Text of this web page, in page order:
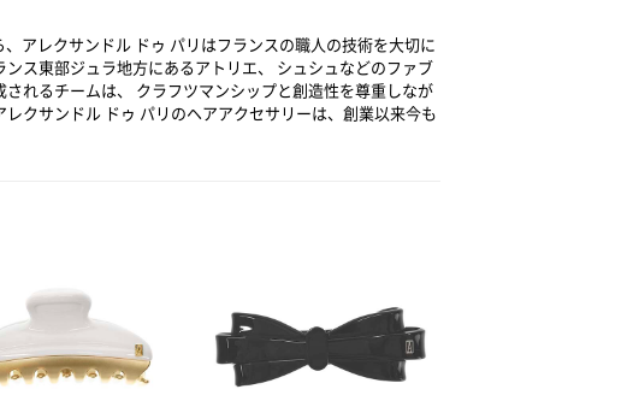
アレクサンドル ドゥ パリはフランスの職人の技術を大切に
ス東部ジュラ地方にあるアトリエ、 シュシュなどのファブ
れるチームは、 クラフツマンシップと創造性を尊重しなが
クサンドル ドゥ パリのヘアアクセサリーは、創業以来今も